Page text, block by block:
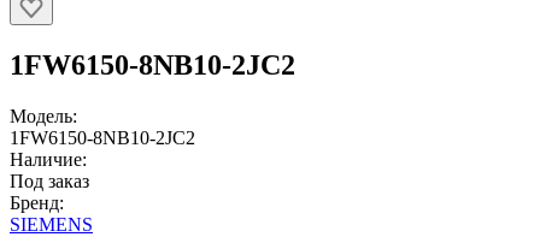
1FW6150-8NB10-2JC2
Модель:
1FW6150-8NB10-2JC2
Наличие:
Под заказ
Бренд:
SIEMENS